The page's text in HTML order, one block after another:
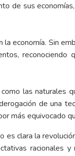
de sus
la economía. Sin
las naturales
de una
más equivocado
clara la
racionales